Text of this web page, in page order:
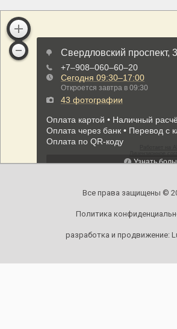
Все права защищены ©
Политика
разработка и продвижение: